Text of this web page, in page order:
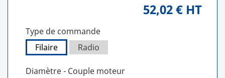
52,02 € HT
Type de commande
Filaire
Radio
Diamètre - Couple moteur